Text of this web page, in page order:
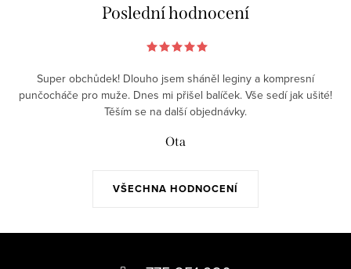
Poslední hodnocení
VŠECHNA HODNOCENÍ
Super obchůdek! Dlouho jsem sháněl leginy a kompresní
punčocháče pro muže. Dnes mi přišel balíček. Vše sedí jak ušité!
Těším se na další objednávky.
Ota